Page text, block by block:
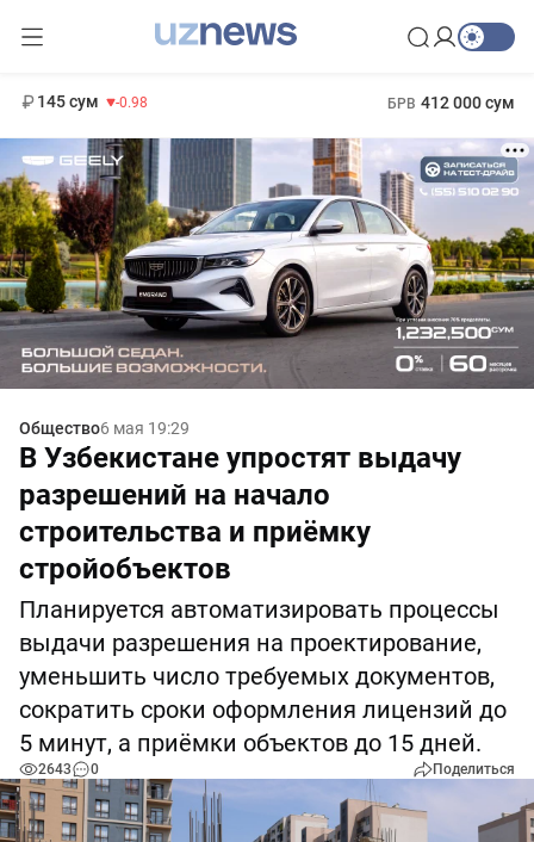
145 сум -0.98 БРВ 412 000 сум
Общество6 мая 19:29
В Узбекистане упростят выдачу
разрешений на начало
строительства и приёмку
стройобъектов
Планируется автоматизировать процессы
выдачи разрешения на проектирование,
уменьшить число требуемых документов,
сократить сроки оформления лицензий до
5 минут, а приёмки объектов до 15 дней.
2643 0 Поделиться